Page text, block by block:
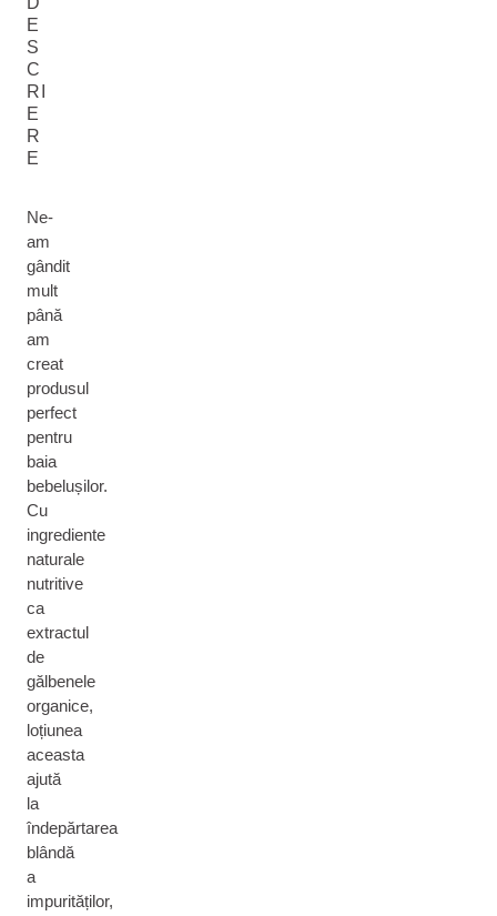
E
S
C
RI
E
R
E
Ne-
am
gândit
mult
până
am
creat
produsul
perfect
pentru
baia
bebelușilor.
Cu
ingrediente
naturale
nutritive
ca
extractul
de
gălbenele
organice,
loțiunea
aceasta
ajută
la
îndepărtarea
blândă
a
impurităților,